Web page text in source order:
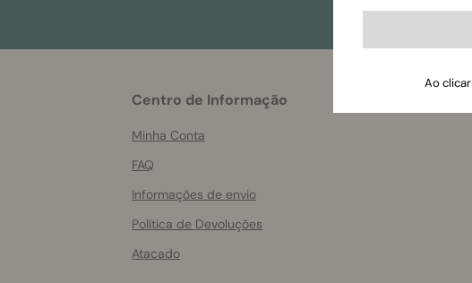
Centro de Informação
Minha Conta
FAQ
Informações de envio
Política de Devoluções
Atacado
Ao clicar